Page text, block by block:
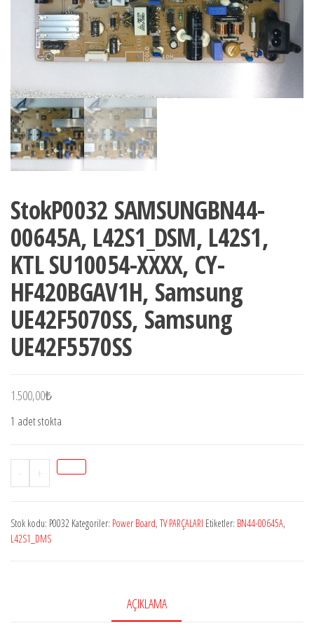
StokP0032 SAMSUNGBN44-
00645A, L42S1_DSM, L42S1,
KTL SU10054-XXXX, CY-
HF420BGAV1H, Samsung
UE42F5070SS, Samsung
UE42F5570SS
1.500,00₺
1 adet stokta
-
StokP0032
SAMSUNGBN44-
L42S1_DSM,
L42S1,
+
Stok kodu: P0032 Kategoriler: Power Board, TV PARÇALARI Etiketler: BN44-00645A,
L42S1_DMS
AÇIKLAMA